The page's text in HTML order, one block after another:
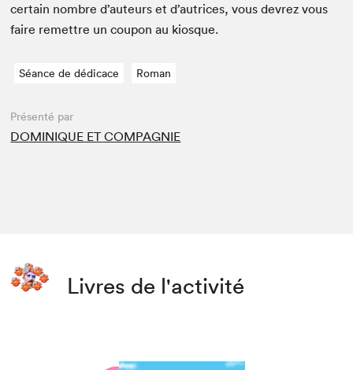
cer­tain nom­bre d’auteurs et d’autrices, vous devrez vous
faire remet­tre un coupon au kiosque.
Séance de dédicace Roman
Présenté par
DOMINIQUE ET COMPAGNIE
Livres de l'activité